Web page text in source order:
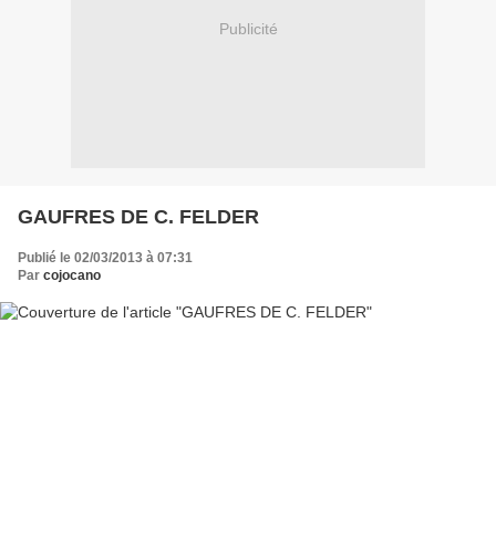
Publicité
GAUFRES DE C. FELDER
Publié le 02/03/2013 à 07:31
Par cojocano